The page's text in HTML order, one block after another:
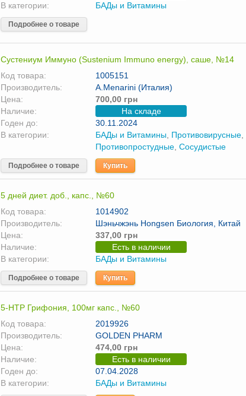
В категории:
БАДы и Витамины
Подробнее о товаре
Сустениум Иммуно (Sustenium Immuno energy), саше, №14
Код товара:
1005151
Производитель:
A.Menarini (Италия)
Цена:
700,00 грн
Наличие:
На складе
Годен до:
30.11.2024
В категории:
БАДы и Витамины Противовирусные
Противопростудные Сосудистые
Подробнее о товаре Купить
5 дней диет. доб., капс., №60
Код товара:
1014902
Производитель:
Шэньчжэнь Hongsen Биология, Китай
Цена:
337,00 грн
Наличие:
Есть в наличии
В категории:
БАДы и Витамины
Подробнее о товаре Купить
5-НТР Грифония, 100мг капс., №60
Код товара:
2019926
Производитель:
GOLDEN PHARM
Цена:
474,00 грн
Наличие:
Есть в наличии
Годен до:
07.04.2028
В категории:
БАДы и Витамины